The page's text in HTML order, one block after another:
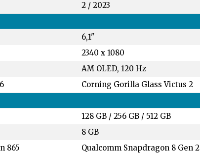
2 / 2023
6,1"
2340 x 1080
AM OLED, 120 Hz
Corning Gorilla Glass Victus 2
128 GB/ 256 GB/ 512 GB
8 GB
865 Qualcomm Snapdragon 8 Gen 2